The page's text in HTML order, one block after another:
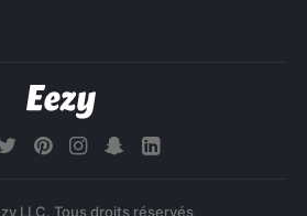
LLC. Tous droits réservés